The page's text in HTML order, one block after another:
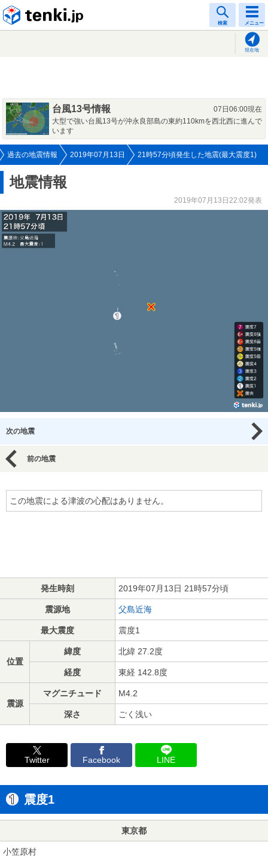
検索 メニュー
現在地
台風13号情報
07日06:00現在
大型で強い台風13号が沖永良部島の東約110kmを西北西に進んで
います
過去の地震情報 2019年07月13日 21時57分頃発生した地震(最大震度1)
地震情報
2019年07月13日22:02発表
次の地震
前の地震
この地震による津波の心配はありません。
発生時刻 2019年07月13日 21時57分頃
震源地 父島近海
最大震度 震度1
位置
緯度 北緯 27.2度
経度 東経 142.8度
震源
マグニチュード M4.2
深さ ごく浅い
Twitter Facebook LINE
震度1
東京都
小笠原村